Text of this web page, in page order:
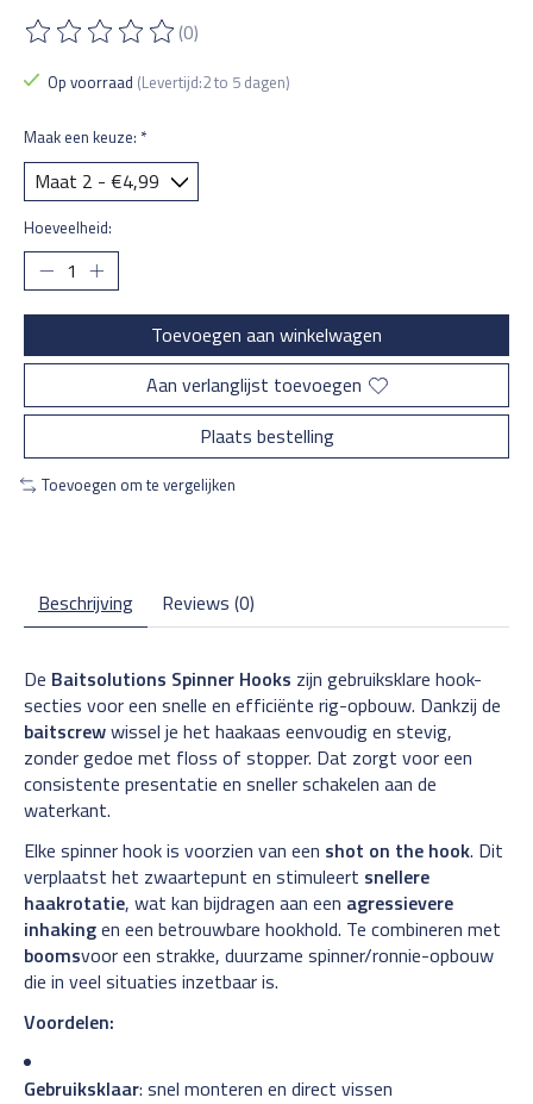
De beoordeling van dit product is
(0)
Op voorraad (Levertijd:2 to 5 dagen)
Maak een keuze: *
Hoeveelheid:
Toevoegen aan winkelwagen
Aan verlanglijst toevoegen
Plaats bestelling
Toevoegen om te vergelijken
Beschrijving Reviews (0)
De Baitsolutions Spinner Hooks zijn gebruiksklare hook-
secties voor een snelle en efficiënte rig-opbouw. Dankzij de
baitscrewwissel je het haakaas eenvoudig en stevig,
zonder gedoe met floss of stopper. Dat zorgt voor een
consistente presentatie en sneller schakelen aan de
waterkant.
Elke spinner hook is voorzien van een shot on the hook. Dit
verplaatst het zwaartepunt en stimuleert snellere
haakrotatie, wat kan bijdragen aan een agressievere
inhakingen een betrouwbare hookhold. Te combineren met
boomsvoor een strakke, duurzame spinner/ronnie-opbouw
die in veel situaties inzetbaar is.
Voordelen:
Gebruiksklaar: snel monteren en direct vissen